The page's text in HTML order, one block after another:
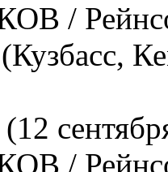
/
/